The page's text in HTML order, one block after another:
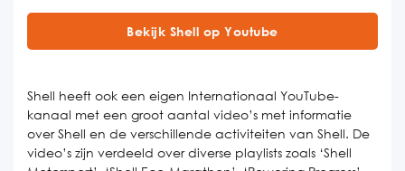
Bekijk Shell op Youtube
Shell heeft ook een eigen Internationaal YouTube-
kanaal met een groot aantal video’s met informatie
over Shell en de verschillende activiteiten van Shell. De
video’s zijn verdeeld over diverse playlists zoals ‘Shell